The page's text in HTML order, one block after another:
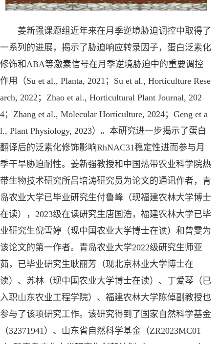
姜新强课题组近年来在月季逆境胁迫调控中取得了
一系列的进展，揭示了胁迫响应转录因子，蛋白泛素化
修饰和ABA等激素信号在月季逆境胁迫中的重要调控
作用（Su et al., Planta, 2021；Su et al., Horticulture Rese
arch, 2022；Zhao et al., Horticultural Plant Journal, 202
4；Zhang et al., Molecular Horticulture, 2024；Geng et a
l., Plant Physiology, 2023）。本研究进一步揭示了蛋白
翻译后的泛素化修饰影响RhNAC31稳定性进而参与月
季干旱胁迫耐性。姜新强教授和中国热带农业科学院热
带生物技术研究所吕培涛研究员为论文的通讯作者，青
岛农业大学已毕业研究生付鲁峰（现福建农林大学博士
在读），2023级在读研究生唐国浩，福建农林大学已毕
业研究生倪雪婷（现中国农业大学博士在读）和曾雯为
该论文的第一作者。青岛农业大学2022级研究生师亚
茹，已毕业研究生耿丽芳（现北京林业大学博士在
读）、苏林（现中国农业大学博士在读）、丁爱琴（已
入职山东农业工程学院）、福建农林大学陈倬副教授也
参与了该项研究工作。该研究得到了国家自然科学基金
（32371941）、山东省自然科学基金（ZR2023MC01